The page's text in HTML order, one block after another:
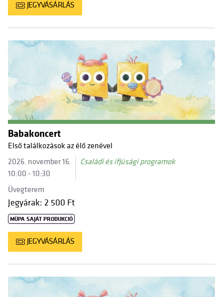
JEGYVÁSÁRLÁS
Babakoncert
Első találkozások az élő zenével
2026. november 16.
10:00 - 10:30
Családi és ifjúsági programok
Üvegterem
Jegyárak: 2 500 Ft
MÜPA SAJÁT PRODUKCIÓ
JEGYVÁSÁRLÁS